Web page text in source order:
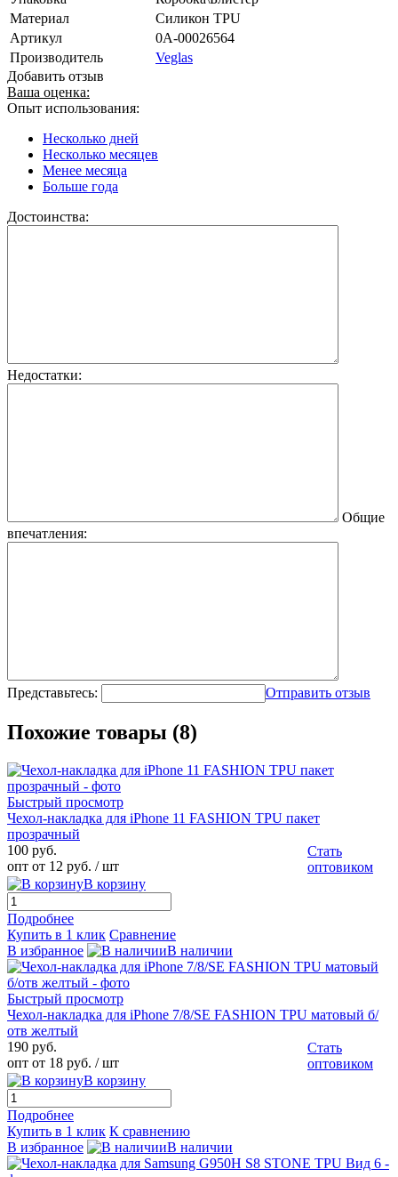
Материал
Силикон TPU
Артикул
0А-00026564
Производитель
Veglas
Добавить отзыв
Ваша оценка:
Опыт использования:
Несколько дней
Несколько месяцев
Менее месяца
Больше года
Достоинства:
Недостатки:
Общие
впечатления:
Представьтесь: Отправить отзыв
Похожие товары (8)
Быстрый просмотр
Чехол-накладка для iPhone 11 FASHION TPU пакет
прозрачный
100 руб.
опт от 12 руб. / шт
Стать
оптовиком
В корзину
Подробнее
Купить в 1 клик Сравнение
В избранное
В наличии
Быстрый просмотр
Чехол-накладка для iPhone 7/8/SE FASHION TPU матовый б/
отв желтый
190 руб.
опт от 18 руб. / шт
Стать
оптовиком
В корзину
Подробнее
Купить в 1 клик К сравнению
В избранное
В наличии